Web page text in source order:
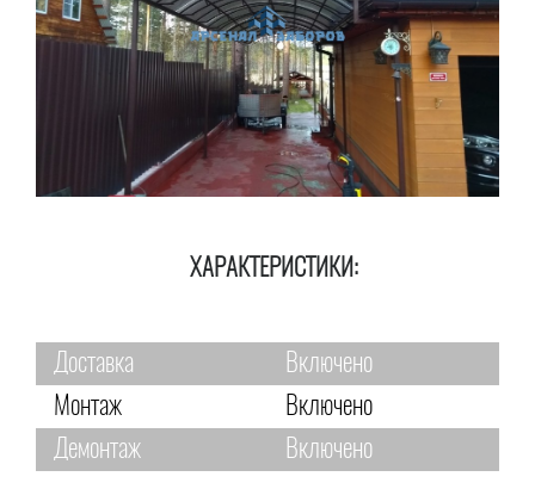
ХАРАКТЕРИСТИКИ:
Доставка
Включено
Монтаж
Включено
Демонтаж
Включено